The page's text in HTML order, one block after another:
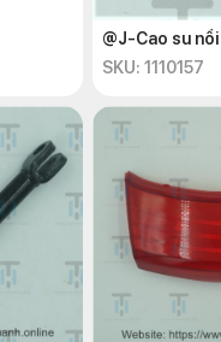
@J-Cao su
SKU: 1110157